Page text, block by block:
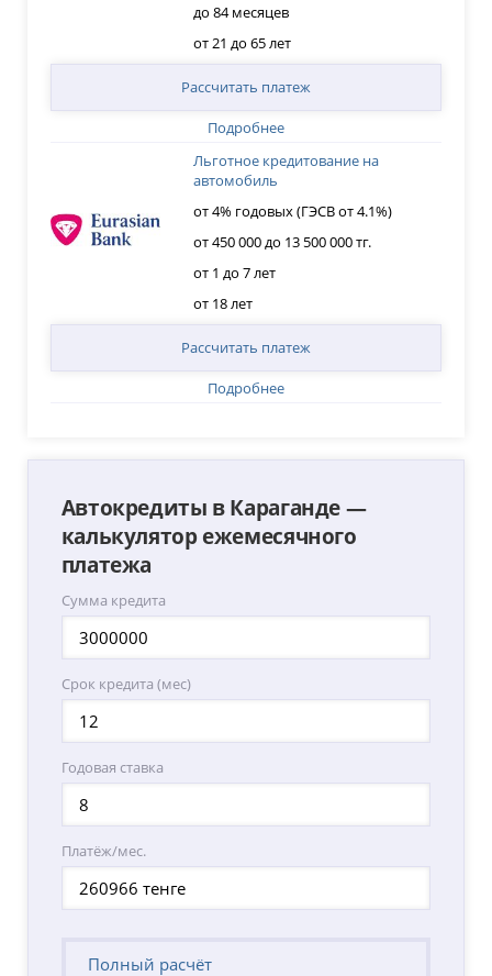
до 84 месяцев
от 21 до 65 лет
Подробнее
Рассчитать платеж
Льготное кредитование на
автомобиль
от 4% годовых (ГЭСВ от 4.1%)
от 450 000 до 13 500 000 тг.
от 1 до 7 лет
от 18 лет
Подробнее
Рассчитать платеж
Автокредиты в Караганде —
калькулятор ежемесячного
платежа
Сумма кредита
Срок кредита (мес)
Годовая ставка
Платёж/мес.
Полный расчёт